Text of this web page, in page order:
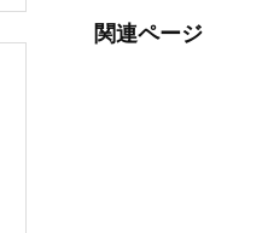
関連ページ